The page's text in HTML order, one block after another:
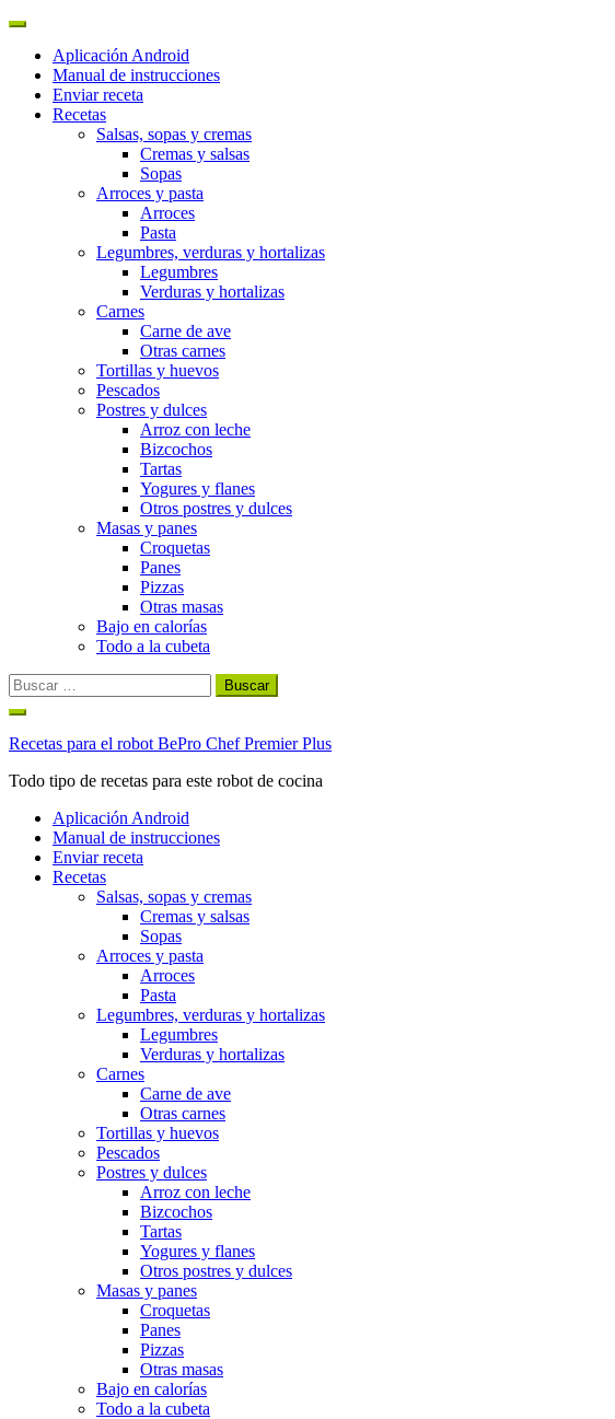
Aplicación Android
Manual de instrucciones
Enviar receta
Recetas
Salsas, sopas y cremas
Cremas y salsas
Sopas
Arroces y pasta
Arroces
Pasta
Legumbres, verduras y hortalizas
Legumbres
Verduras y hortalizas
Carnes
Carne de ave
Otras carnes
Tortillas y huevos
Pescados
Postres y dulces
Arroz con leche
Bizcochos
Tartas
Yogures y flanes
Otros postres y dulces
Masas y panes
Croquetas
Panes
Pizzas
Otras masas
Bajo en calorías
Todo a la cubeta
Buscar:
Ir
contenido
Recetas para el robot BePro Chef Premier Plus
Todo tipo de recetas para este robot de cocina
Aplicación Android
Manual de instrucciones
Enviar receta
Recetas
Salsas, sopas y cremas
Cremas y salsas
Sopas
Arroces y pasta
Arroces
Pasta
Legumbres, verduras y hortalizas
Legumbres
Verduras y hortalizas
Carnes
Carne de ave
Otras carnes
Tortillas y huevos
Pescados
Postres y dulces
Arroz con leche
Bizcochos
Tartas
Yogures y flanes
Otros postres y dulces
Masas y panes
Croquetas
Panes
Pizzas
Otras masas
Bajo en calorías
Todo a la cubeta